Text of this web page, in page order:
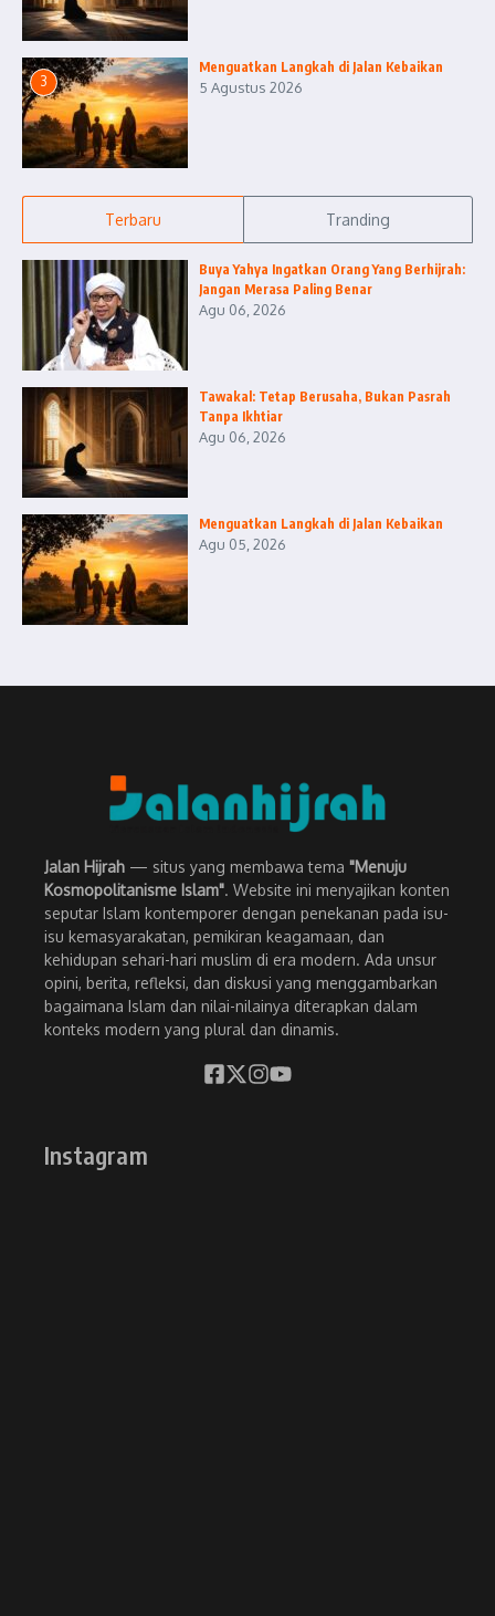
3
Menguatkan Langkah di Jalan Kebaikan
5 Agustus 2026
Terbaru Tranding
Buya Yahya Ingatkan Orang Yang Berhijrah:
Jangan Merasa Paling Benar
Agu 06, 2026
Tawakal: Tetap Berusaha, Bukan Pasrah
Tanpa Ikhtiar
Agu 06, 2026
Menguatkan Langkah di Jalan Kebaikan
Agu 05, 2026
Jalan Hijrah — situs yang membawa tema "Menuju
Kosmopolitanisme Islam". Website ini menyajikan konten
seputar Islam kontemporer dengan penekanan pada isu-
isu kemasyarakatan, pemikiran keagamaan, dan
kehidupan sehari-hari muslim di era modern. Ada unsur
opini, berita, refleksi, dan diskusi yang menggambarkan
bagaimana Islam dan nilai-nilainya diterapkan dalam
konteks modern yang plural dan dinamis.
Instagram